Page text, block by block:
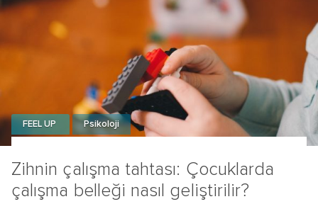
Zihnin çalışma tahtası: Çocuklarda
çalışma belleği nasıl geliştirilir?
FEEL UP Psikoloji